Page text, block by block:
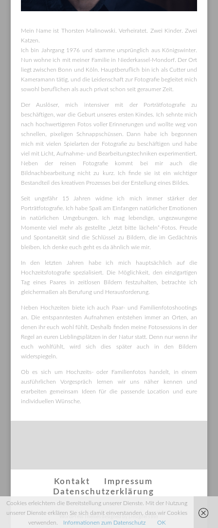
Mein Name ist Thorsten Malinowski. Verheiratet. Zwei Kinder. Zwei
Katzen.
Ich bin Jahrgang 1976 und stamme ursprünglich aus Königswinter.
Nun wohne ich mit meiner Familie in Niederkassel-Mondorf. Der Ort
liegt zwischen Bonn und Köln. Hauptberuflich bin ich als Cutter und
Kameramann tätig, und die Leidenschaft zur Fotografie begleitet mich
sowohl beruflichen als auch privat schon seit geraumer Zeit.
Der Auslöser, mich intensiver mit der Porträtfotografie zu
beschäftigen, war die Geburt unseres ersten Kindes. Ich sehnte mich
nach hochwertigeren Fotos voller Erinnerungen und wollte weg von
schnellen, pixeligen Schnappschüssen. Dann habe ich begonnen
mich mit vielen Spielarten der Fotografie zu beschäftigen und habe
viel mit Licht, Aufnahme- und Bearbeitungstechniken experimentiert.
Neben der reinen Fotografie kommt bei mir auch die
Bildnachbearbeitung nicht zu kurz. Ich finde sie ist ein wichtiger
Bestandteil des kreativen Prozesses bei der Erstellung eines Bildes.
Seit ungefähr 15 Jahren widme ich mich immer stärker der
Porträtfotografie. Ich habe Spaß am Einfangen natürlicher Emotionen
in natürlichen Umgebungen. Ich mag lebendige, ungezwungene
Momente viel mehr als gestellte „Jetzt bitte lächeln“-Fotos. Freude
und Spontaneität sind die Schlüssel zu Bildern, die im Gedächtnis
bleiben. Ich denke euch geht es da ähnlich wie mir.
In den letzten Jahren habe ich mich hauptsächlich auf die
Hochzeitsfotografie spezialisiert. Die Möglichkeit, den einzigartigen
Tag eines Paares in zeitlosen Bildern festzuhalten, betrachte ich
gleichermaßen als Berufung und Herausforderung.
Neben Hochzeiten biete ich auch Paar- und Familienfotoshootings
an. Die entspanntesten Aufnahmen entstehen immer an Orten, an
denen ihr euch wohl fühlt. Deshalb finden meine Fotosessions in der
Regel an euren Lieblingsplätzen in der Natur statt. Denn nur wenn ihr
euch wohlfühlt, wird sich dies später auch in den Bildern
widerspiegeln.
Ob es sich um Hochzeits- oder Familienfotos handelt, in einem
ausführlichen Vorgespräch lernen wir uns näher kennen und
erarbeiten gemeinsam Ideen für die passende Location und eure
individuellen Wünsche.
Kontakt
Impressum
Datenschutzerklärung
WordPress Themes designed by Designers Inn
Cookies erleichtern die Bereitstellung unserer Dienste. Mit der Nutzung
unserer Dienste erklären Sie sich damit einverstanden, dass wir Cookies
verwenden.
Informationen zum Datenschutz OK